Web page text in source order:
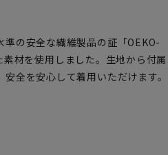
の安全な繊維製品の証「OEKO-
材を使用しました。生地から付属
全を安心して着用いただけます。